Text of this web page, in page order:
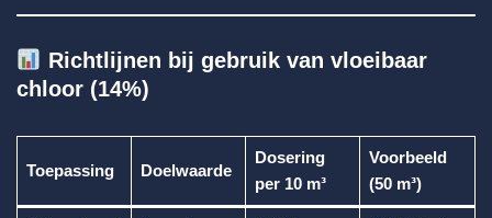
Richtlijnen bij gebruik van vloeibaar
chloor (14%)
Toepassing Doelwaarde
Dosering
per 10 m³
Voorbeeld
(50 m³)